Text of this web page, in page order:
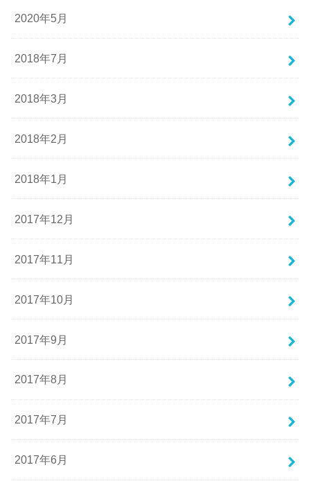
2020年5月
2018年7月
2018年3月
2018年2月
2018年1月
2017年12月
2017年11月
2017年10月
2017年9月
2017年8月
2017年7月
2017年6月